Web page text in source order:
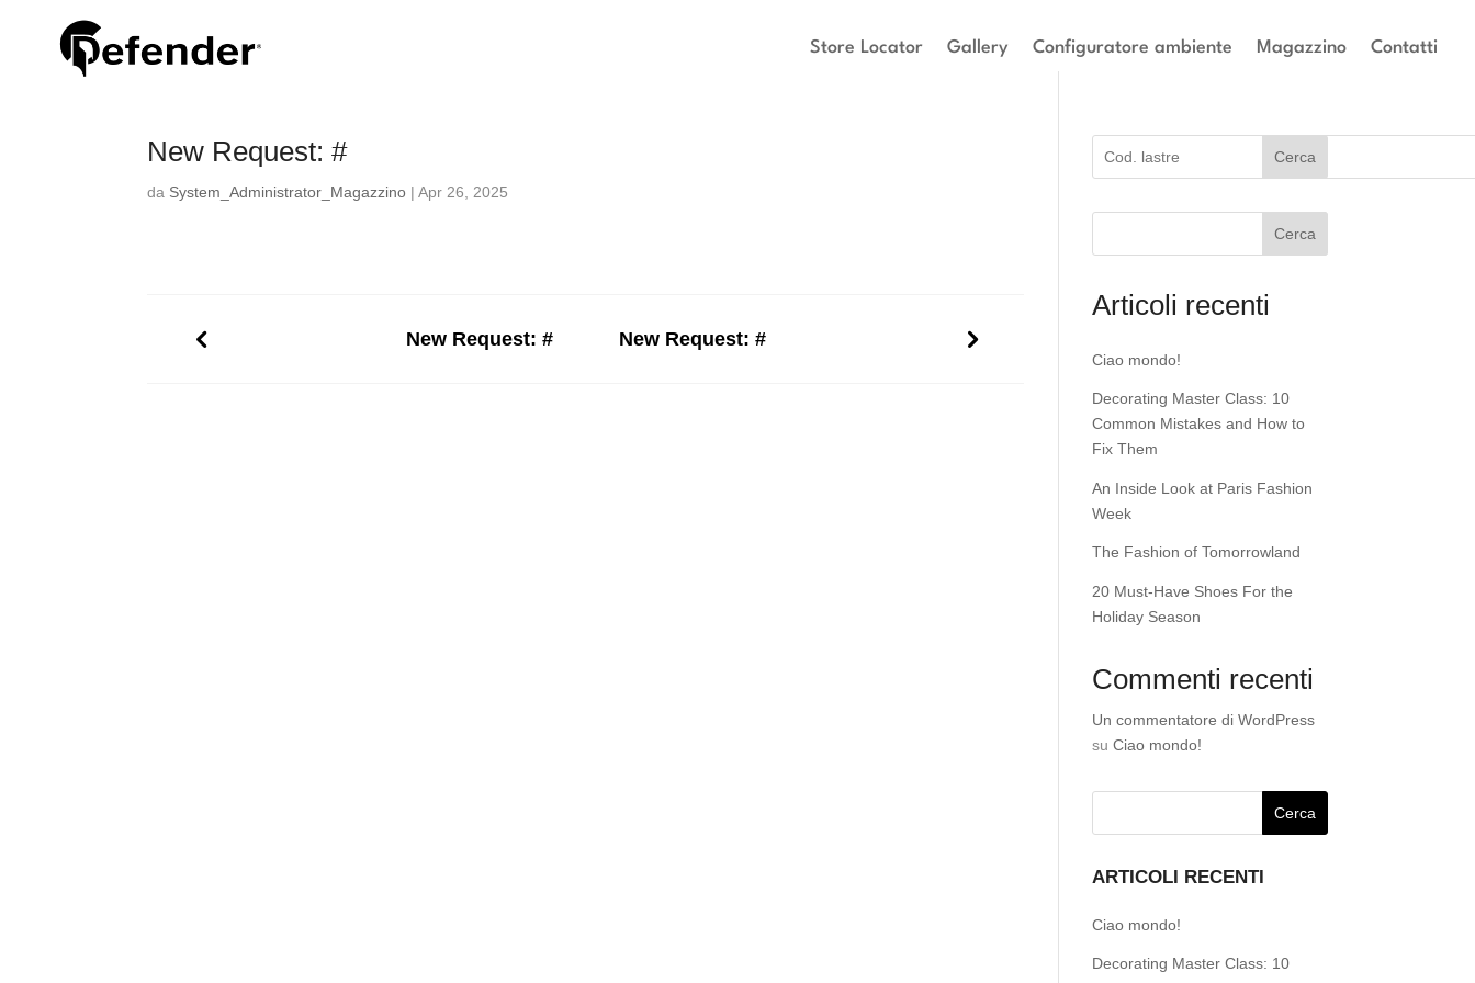
Store Locator Gallery Configuratore ambiente Magazzino Contatti
New Request: #
da System_Administrator_Magazzino |Apr 26, 2025
New Request: # New Request: #
Cerca
Cerca
Articoli recenti
Ciao mondo!
Decorating Master Class: 10
Common Mistakes and How to
Fix Them
An Inside Look at Paris Fashion
Week
The Fashion of Tomorrowland
20 Must-Have Shoes For the
Holiday Season
Commenti recenti
Un commentatore di WordPress
su Ciao mondo!
ARTICOLI RECENTI
Ciao mondo!
Decorating Master Class: 10